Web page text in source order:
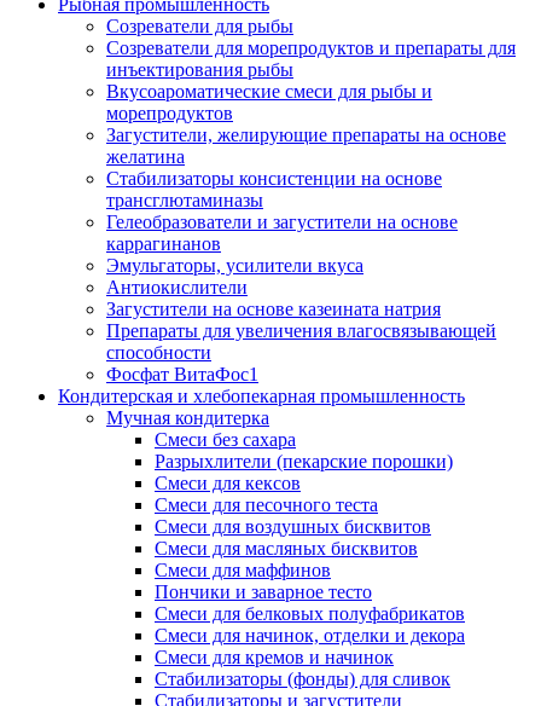
Рыбная промышленность
Созреватели для рыбы
Созреватели для морепродуктов и препараты для
инъектирования рыбы
Вкусоароматические смеси для рыбы и
морепродуктов
Загустители, желирующие препараты на основе
желатина
Стабилизаторы консистенции на основе
трансглютаминазы
Гелеобразователи и загустители на основе
каррагинанов
Эмульгаторы, усилители вкуса
Антиокислители
Загустители на основе казеината натрия
Препараты для увеличения влагосвязывающей
способности
Фосфат ВитаФос1
Кондитерская и хлебопекарная промышленность
Мучная кондитерка
Смеси без сахара
Разрыхлители (пекарские порошки)
Смеси для кексов
Смеси для песочного теста
Смеси для воздушных бисквитов
Смеси для масляных бисквитов
Смеси для маффинов
Пончики и заварное тесто
Cмеси для белковых полуфабрикатов
Смеси для начинок, отделки и декора
Смеси для кремов и начинок
Стабилизаторы (фонды) для сливок
Стабилизаторы и загустители